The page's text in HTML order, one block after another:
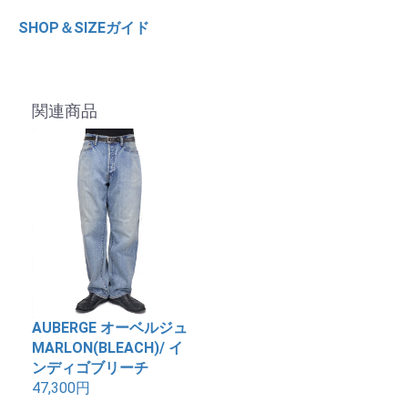
SHOP＆SIZEガイド
関連商品
AUBERGE オーベルジュ
MARLON(BLEACH)/ イ
ンディゴブリーチ
47,300円